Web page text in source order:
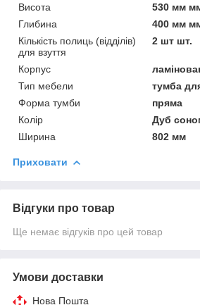
Висота
530 мм
Глибина
400 мм
Кількість полиць (відділів)
для взуття
2 шт шт.
Корпус
Тип мебели
тумба
Форма тумби
пряма
Колір
Дуб
Ширина
802 мм
Приховати
Відгуки про товар
Ще немає відгуків про цей товар
Умови доставки
Нова Пошта